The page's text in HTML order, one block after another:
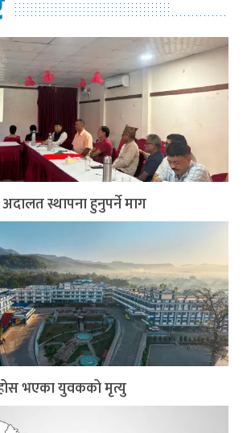
स्थापना हुनुपर्ने माग
भएका युवकको मृत्यु